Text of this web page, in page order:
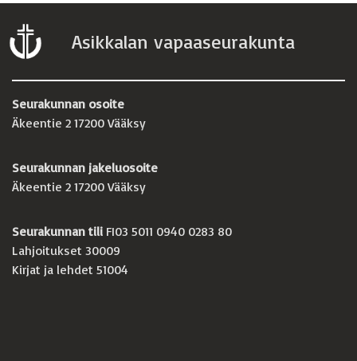
Asikkalan vapaaseurakunta
Seurakunnan osoite
Äkeentie 2 17200 Vääksy
Seurakunnan jakeluosoite
Äkeentie 2 17200 Vääksy
Seurakunnan tili FI03 5011 0940 0283 80
Lahjoitukset 30009
Kirjat ja lehdet 51004